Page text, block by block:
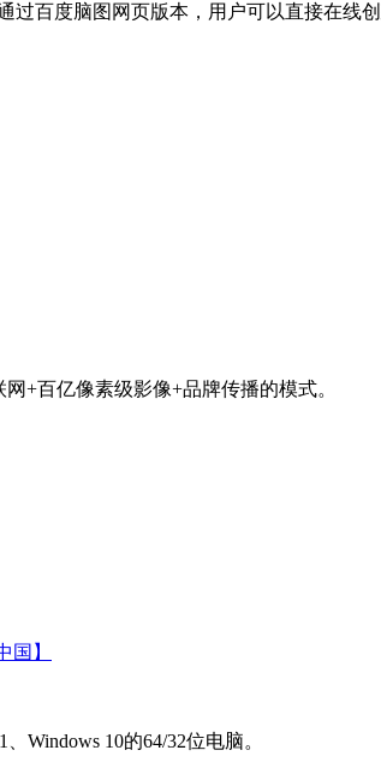
百度脑图网页版本，用户可以直接在线
+百亿像素级影像+品牌传播的模式。
国】
Windows 10的64/32位电脑。